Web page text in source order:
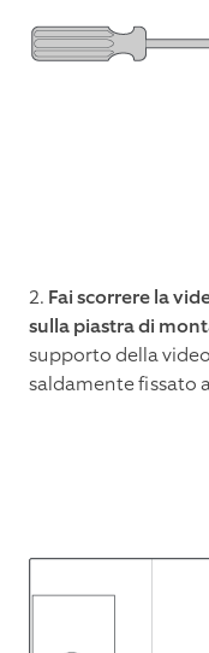
2. Fai scorrere la
sulla piastra di
supporto della
saldamente fissato